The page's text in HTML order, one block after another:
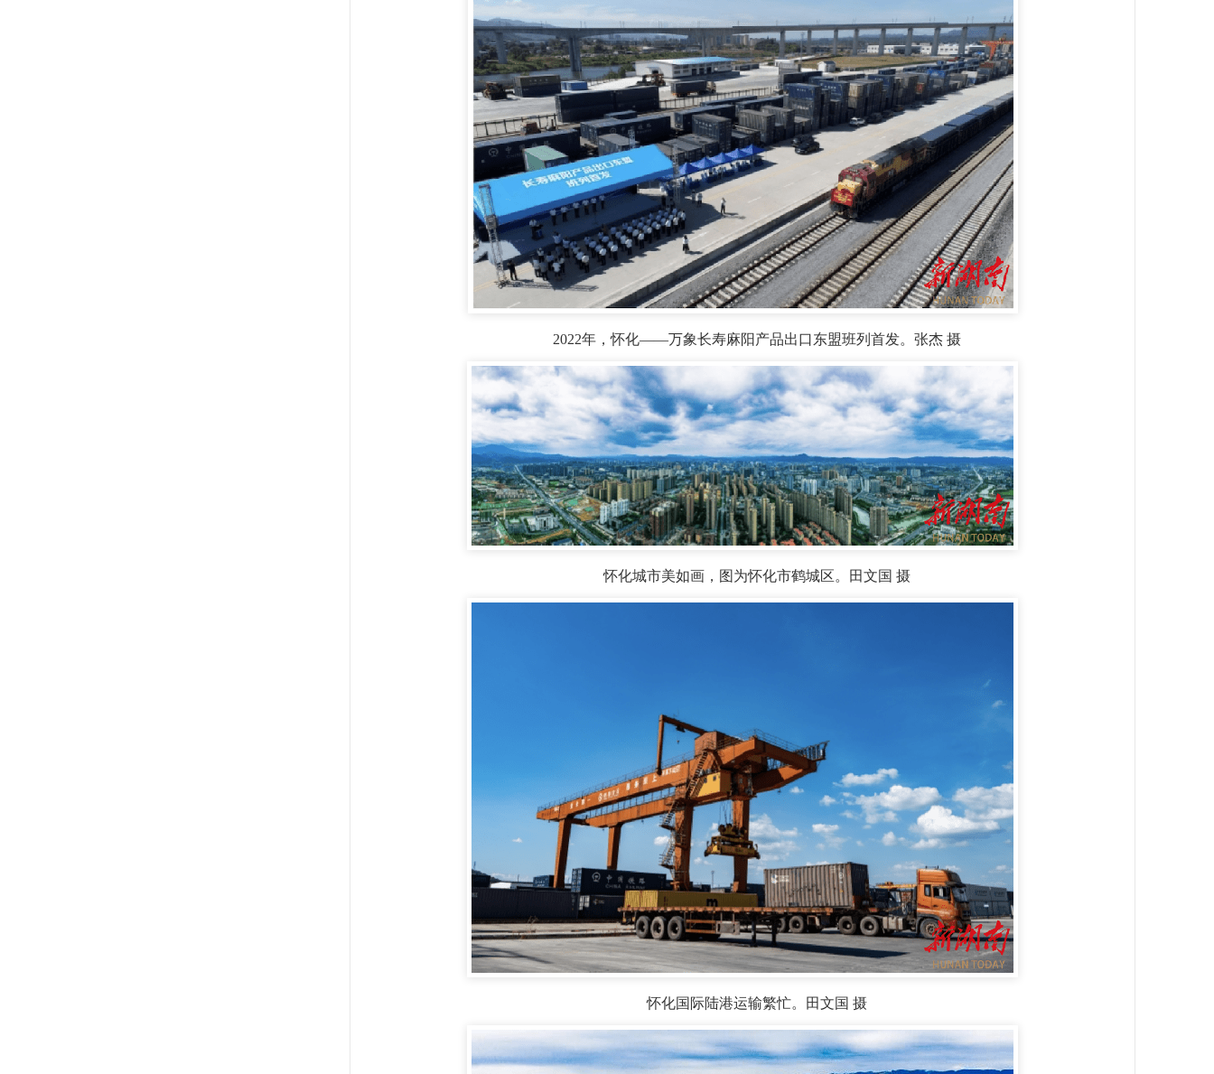
2022年，怀化——万象长寿麻阳产品出口东盟班列首发。张杰 摄
怀化城市美如画，图为怀化市鹤城区。田文国 摄
怀化国际陆港运输繁忙。田文国 摄